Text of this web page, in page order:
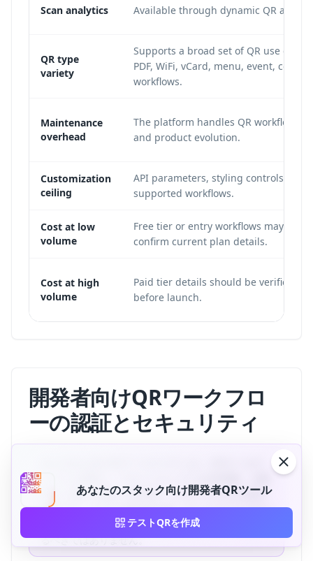
Scan analytics Available through dynamic QR
QR type
variety
Supports a broad set of QR use cases
PDF, WiFi, vCard, menu, event,
workflows.
Maintenance
overhead
The platform handles QR workflow
and product evolution.
Customization
ceiling
API parameters, styling controls, and
supported workflows.
Cost at low
volume
Free tier or entry workflows may be
confirm current plan details.
Cost at high
volume
Paid tier details should be verified
before launch.
開発者向けQRワークフロ
ーの認証とセキュリティ
ーバーに保持し、フロントエンドにはQR画像、公開
URL、SVG、PNG、base64、メタデータだけを返す
設計です。ブラウザJavaScript、モバイルアプリのバ
ンドル、公開リポジトリに秘密のQR APIキーを含め
るべきではありません。
あなたのスタック向け開発者QRツール
テストQRを作成